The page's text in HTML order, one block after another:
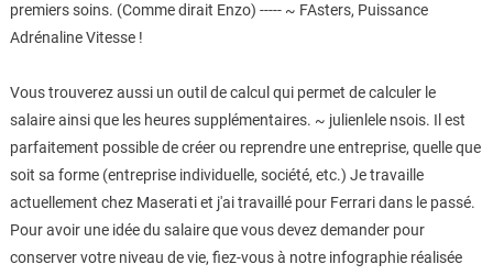
premiers soins. (Comme dirait Enzo) ----- ~ FAsters, Puissance
Adrénaline Vitesse !
Vous trouverez aussi un outil de calcul qui permet de calculer le
salaire ainsi que les heures supplémentaires. ~ julienlele nsois. Il est
parfaitement possible de créer ou reprendre une entreprise, quelle que
soit sa forme (entreprise individuelle, société, etc.) Je travaille
actuellement chez Maserati et j'ai travaillé pour Ferrari dans le passé.
Pour avoir une idée du salaire que vous devez demander pour
conserver votre niveau de vie, fiez-vous à notre infographie réalisée